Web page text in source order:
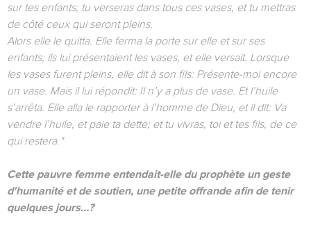
sur tes enfants; tu verseras dans tous ces vases, et tu mettras
de côté ceux qui seront pleins.
Alors elle le quitta. Elle ferma la porte sur elle et sur ses
enfants; ils lui présentaient les vases, et elle versait. Lorsque
les vases furent pleins, elle dit à son fils: Présente-moi encore
un vase. Mais il lui répondit: Il n’y a plus de vase. Et l’huile
s’arrêta. Elle alla le rapporter à l’homme de Dieu, et il dit: Va
vendre l’huile, et paie ta dette; et tu vivras, toi et tes fils, de ce
qui restera."
Cette pauvre femme entendait-elle du prophète un geste
d'humanité et de soutien, une petite offrande afin de tenir
quelques jours…?